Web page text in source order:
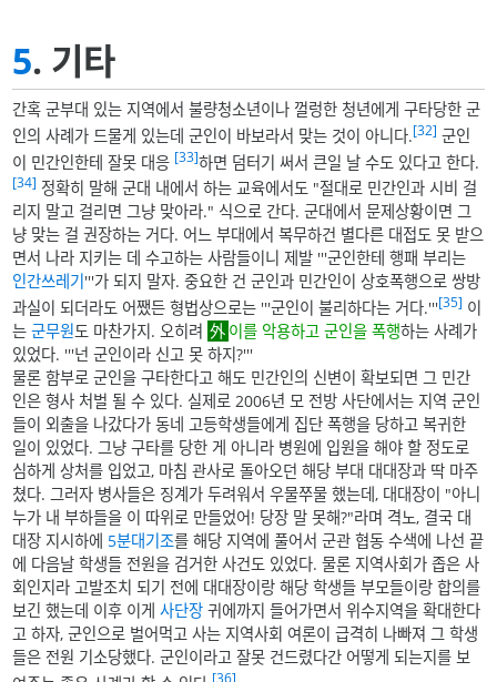
5. 기타
간혹 군부대 있는 지역에서 불량청소년이나 껄렁한 청년에게 구타당한 군
인의 사례가 드물게 있는데 군인이 바보라서 맞는 것이 아니다.[32] 군인
이 민간인한테 잘못 대응 [33]하면 덤터기 써서 큰일 날 수도 있다고 한다.
[34] 정확히 말해 군대 내에서 하는 교육에서도 "절대로 민간인과 시비 걸
리지 말고 걸리면 그냥 맞아라." 식으로 간다. 군대에서 문제상황이면 그
냥 맞는 걸 권장하는 거다. 어느 부대에서 복무하건 별다른 대접도 못 받으
면서 나라 지키는 데 수고하는 사람들이니 제발 '''군인한테 행패 부리는
인간쓰레기 '''가 되지 말자. 중요한 건 군인과 민간인이 상호폭행으로 쌍방
과실이 되더라도 어쨌든 형법상으로는 '''군인이 불리하다는 거다.'''[35] 이
는군무원도 마찬가지. 오히려 이를 악용하고 군인을 폭행하는 사례가
있었다. '''넌 군인이라 신고 못 하지?'''
물론 함부로 군인을 구타한다고 해도 민간인의 신변이 확보되면 그 민간
인은 형사 처벌 될 수 있다. 실제로 2006년 모 전방 사단에서는 지역 군인
들이 외출을 나갔다가 동네 고등학생들에게 집단 폭행을 당하고 복귀한
일이 있었다. 그냥 구타를 당한 게 아니라 병원에 입원을 해야 할 정도로
심하게 상처를 입었고, 마침 관사로 돌아오던 해당 부대 대대장과 딱 마주
쳤다. 그러자 병사들은 징계가 두려워서 우물쭈물 했는데, 대대장이 "아니
누가 내 부하들을 이 따위로 만들었어! 당장 말 못해?"라며 격노, 결국 대
대장 지시하에 5분대기조를 해당 지역에 풀어서 군관 협동 수색에 나선 끝
에 다음날 학생들 전원을 검거한 사건도 있었다. 물론 지역사회가 좁은 사
회인지라 고발조치 되기 전에 대대장이랑 해당 학생들 부모들이랑 합의를
보긴 했는데 이후 이게사단장 귀에까지 들어가면서 위수지역을 확대한다
고 하자, 군인으로 벌어먹고 사는 지역사회 여론이 급격히 나빠져 그 학생
들은 전원 기소당했다. 군인이라고 잘못 건드렸다간 어떻게 되는지를 보
[36]